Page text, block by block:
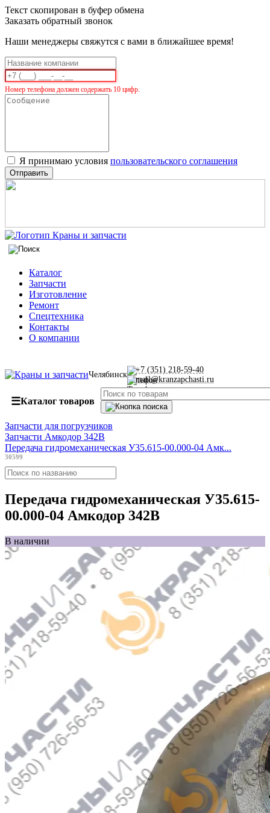
Текст скопирован в буфер обмена
Заказать обратный звонок
Наши менеджеры свяжутся с вами в ближайшее время!
Номер телефона должен содержать 10 цифр.
Я принимаю условия пользовательского соглашения
Отправить
Каталог
Запчасти
Изготовление
Ремонт
Спецтехника
Контакты
О компании
Челябинск
+7 (351) 218-59-40
mail@kranzapchasti.ru
☰Каталог товаров
Запчасти для погрузчиков
Запчасти Амкодор 342В
Передача гидромеханическая У35.615-00.000-04 Амк...
30599
Передача гидромеханическая У35.615-
00.000-04 Амкодор 342В
В наличии